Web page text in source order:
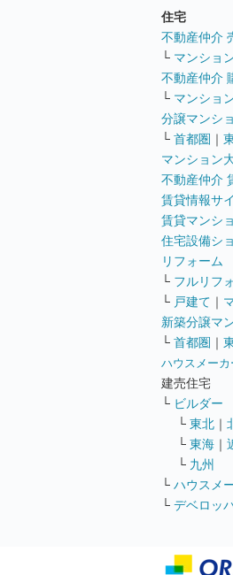
住宅
不動産仲介
└ マンショ
不動産仲介
└ マンショ
分譲マンシ
└ 首都圏 ｜
マンション
不動産仲介
賃貸情報サ
賃貸マンシ
住宅設備シ
リフォーム
└ フルリフ
└ 戸建て ｜
新築分譲マ
└ 首都圏 ｜
ハウスメー
建売住宅
└ ビルダー
└ 東北 ｜
└ 東海 ｜
└ 九州
└ ハウスメ
└ デベロッ